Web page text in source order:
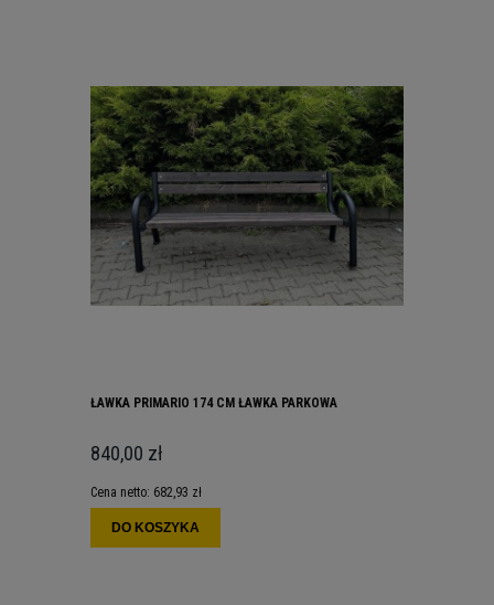
ŁAWKA PRIMARIO 174 CM ŁAWKA PARKOWA
840,00 zł
Cena netto: 682,93 zł
DO KOSZYKA